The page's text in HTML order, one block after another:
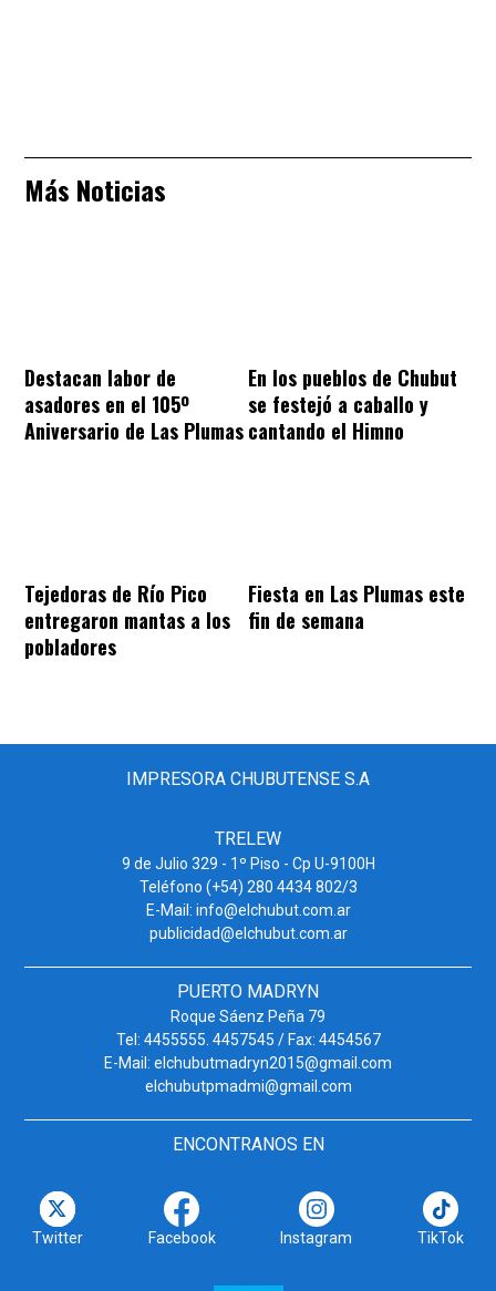
Más Noticias
Destacan labor de
asadores en el 105º
Aniversario de Las Plumas
En los pueblos de Chubut
se festejó a caballo y
cantando el Himno
Tejedoras de Río Pico
entregaron mantas a los
pobladores
Fiesta en Las Plumas este
fin de semana
IMPRESORA CHUBUTENSE S.A
TRELEW
9 de Julio 329 - 1º Piso - Cp U-9100H
Teléfono (+54) 280 4434 802/3
E-Mail: info@elchubut.com.ar
publicidad@elchubut.com.ar
PUERTO MADRYN
Roque Sáenz Peña 79
Tel: 4455555. 4457545 / Fax: 4454567
E-Mail: elchubutmadryn2015@gmail.com
elchubutpmadmi@gmail.com
ENCONTRANOS EN
Twitter Facebook Instagram TikTok